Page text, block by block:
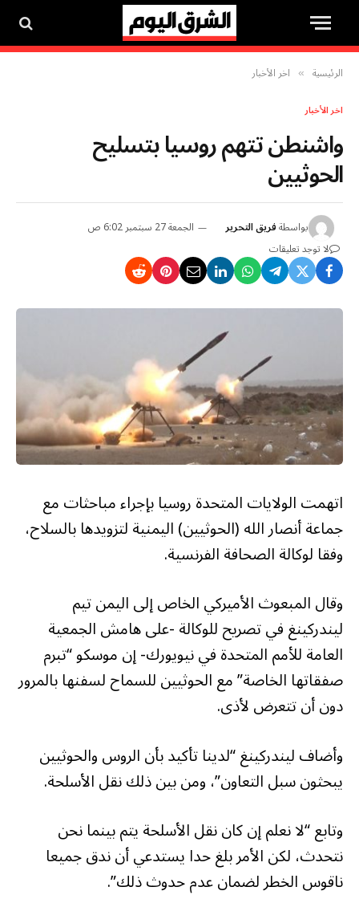
الرئيسية » اخر الأخبار
اخر الأخبار
واشنطن تتهم روسيا بتسليح
الحوثيين
بواسطةفريق التحرير
الجمعة 27 سبتمبر 6:02 ص
لا توجد تعليقات
اتهمت الولايات المتحدة روسيا بإجراء مباحثات مع
جماعة أنصار الله (الحوثيين) اليمنية لتزويدها بالسلاح،
وفقا لوكالة الصحافة الفرنسية.
وقال المبعوث الأميركي الخاص إلى اليمن تيم
ليندركينغ في تصريح للوكالة -على هامش الجمعية
العامة للأمم المتحدة في نيويورك- إن موسكو “تبرم
صفقاتها الخاصة” مع الحوثيين للسماح لسفنها بالمرور
دون أن تتعرض لأذى.
وأضاف ليندركينغ “لدينا تأكيد بأن الروس والحوثيين
يبحثون سبل التعاون”، ومن بين ذلك نقل الأسلحة.
وتابع “لا نعلم إن كان نقل الأسلحة يتم بينما نحن
نتحدث، لكن الأمر بلغ حدا يستدعي أن ندق جميعا
ناقوس الخطر لضمان عدم حدوث ذلك”.